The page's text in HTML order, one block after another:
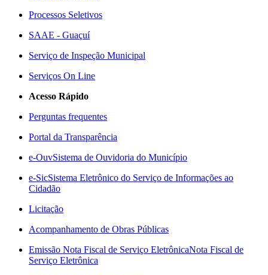
Processos Seletivos
SAAE - Guaçuí
Serviço de Inspeção Municipal
Serviços On Line
Acesso Rápido
Perguntas frequentes
Portal da Transparência
e-OuvSistema de Ouvidoria do Município
e-SicSistema Eletrônico do Serviço de Informações ao
Cidadão
Licitação
Acompanhamento de Obras Públicas
Emissão Nota Fiscal de Serviço EletrônicaNota Fiscal de
Serviço Eletrônica